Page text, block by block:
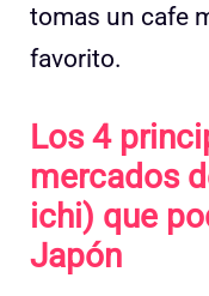
tomas un cafe
favorito.
Los 4
mercados
ichi) que
Japón